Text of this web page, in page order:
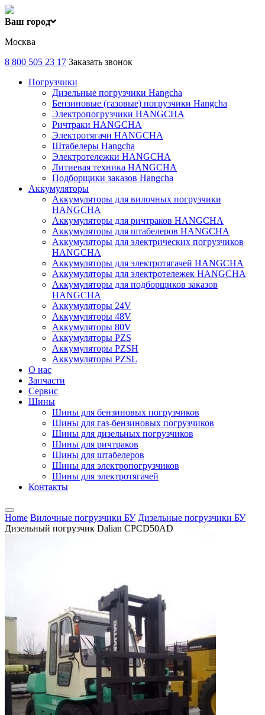
Ваш город
Москва
8 800 505 23 17 Заказать звонок
Погрузчики
Дизельные погрузчики Hangcha
Бензиновые (газовые) погрузчики Hangcha
Электропогрузчики HANGCHA
Ричтраки HANGCHA
Электротягачи HANGCHA
Штабелеры Hangcha
Электротележки HANGCHA
Литиевая техника HANGCHA
Подборщики заказов Hangcha
Аккумуляторы
Аккумуляторы для вилочных погрузчики
HANGCHA
Аккумуляторы для ричтраков HANGCHA
Аккумуляторы для штабелеров HANGCHA
Аккумуляторы для электрических погрузчиков
HANGCHA
Аккумуляторы для электротягачей HANGCHA
Аккумуляторы для электротележек HANGCHA
Аккумуляторы для подборщиков заказов
HANGCHA
Аккумуляторы 24V
Аккумуляторы 48V
Аккумуляторы 80V
Аккумуляторы PZS
Аккумуляторы PZSH
Аккумуляторы PZSL
О нас
Запчасти
Сервис
Шины
Шины для бензиновых погрузчиков
Шины для газ-бензиновых погрузчиков
Шины для дизельных погрузчиков
Шины для ричтраков
Шины для штабелеров
Шины для электропогрузчиков
Шины для электротягачей
Контакты
Home Вилочные погрузчики БУ Дизельные погрузчики БУ
Дизельный погрузчик Dalian CPCD50AD